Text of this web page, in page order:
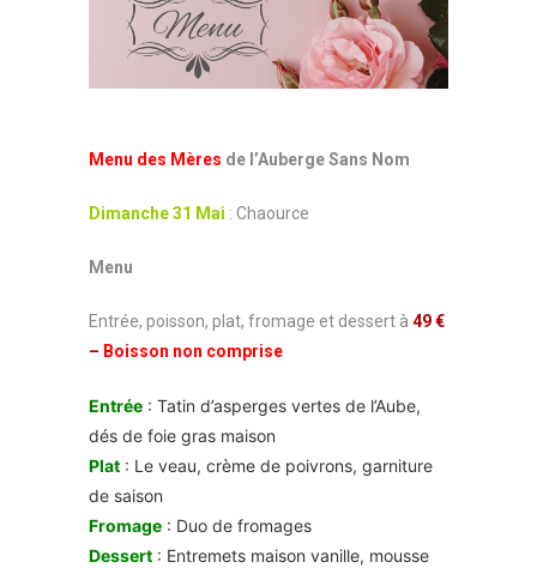
Menu des Mères de l’Auberge Sans Nom
Dimanche 31 Mai : Chaource
Menu
Entrée, poisson, plat, fromage et dessert à 49 €
– Boisson non comprise
Entrée : Tatin d’asperges vertes de l’Aube,
dés de foie gras maison
Plat : Le veau, crème de poivrons, garniture
de saison
Fromage : Duo de fromages
Dessert : Entremets maison vanille, mousse